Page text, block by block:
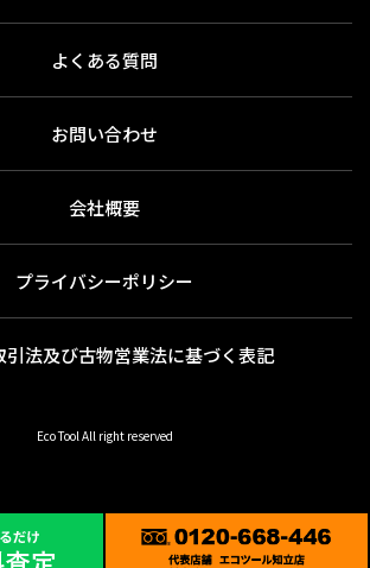
よくある質問
お問い合わせ
会社概要
プライバシーポリシー
引法及び古物営業法に基づく表記
Eco Tool All right reserved